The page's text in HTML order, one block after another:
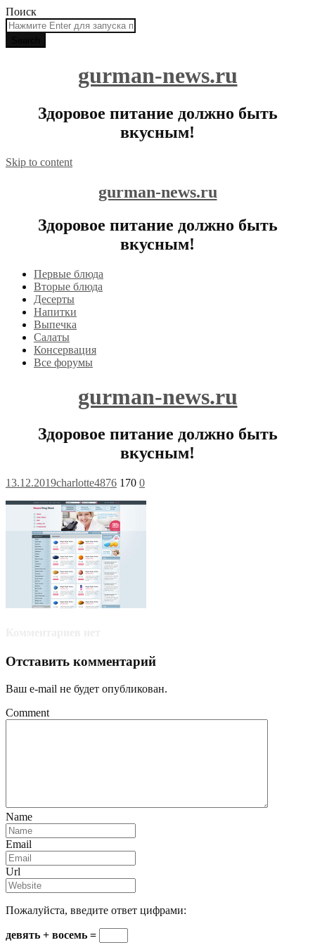
Поиск
gurman-news.ru
Здоровое питание должно быть
вкусным!
Skip to content
gurman-news.ru
Здоровое питание должно быть
вкусным!
Первые блюда
Вторые блюда
Десерты
Напитки
Выпечка
Салаты
Консервация
Все форумы
gurman-news.ru
Здоровое питание должно быть
вкусным!
13.12.2019charlotte4876 170 0
Отставить комментарий
Ваш e-mail не будет опубликован.
Comment
Name
Email
Url
Пожалуйста, введите ответ цифрами:
девять + восемь =